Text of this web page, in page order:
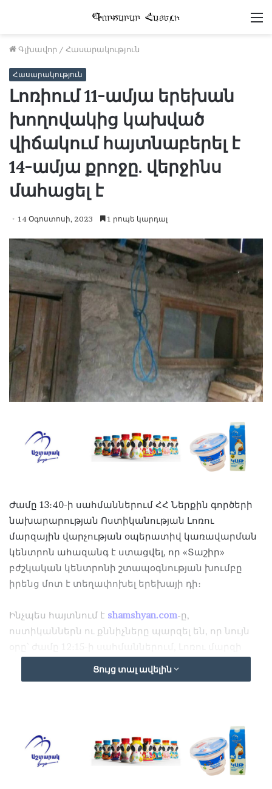
Գլխավոր / Հասարակություն
Հասարակություն
Լոռիում 11-ամյա երեխան
խողովակից կախված
վիճակում հայտնաբերել է
14-ամյա քրոջը. վերջինս
մահացել է
14 Օգոստոսի, 2023 1 րոպե կարդալ
Ժամը 13։40-ի սահմաններում ՀՀ Ներքին գործերի
նախարարության Ոստիկանության Լոռու
մարզային վարչության օպերատիվ կառավարման
կենտրոն ահազանգ է ստացվել, որ «Տաշիր»
բժշկական կենտրոնի շտապօգնության խումբը
իրենց մոտ է տեղափոխել երեխայի դի։
Ինչպես հայտնում է shamshyan.com-ը,
ոստիկաններն ու քննիչները պարզել են, որ նույն
օրը՝ ժամը 12։15-ի սահմաններում, Լոռու մարզի
գյուղերից մեկի բնակիչ, 11-ամյա Է,. Դ․-ն իր քրոջը՝
14-ամյա Մ. Դ․-ին տանը միայնակ թողնելով՝ գնացել
կախված վիճակում նկատել է քրոջը, ապա վազելով
օգնության է կանչել հարևանուհուն, վերջինս էլ՝ իր
մյուս հարևաններին, երեխային իջեցրել են
Ցույց տալ ավելին